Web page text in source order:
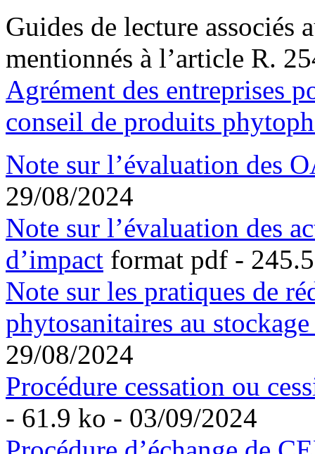
Guides de lecture
mentionnés à l’article R.
Agrément des entreprises
conseil de produits
Note sur l’évaluation des
29/08/2024
Note sur l’évaluation des
d’impact format pdf -
Note sur les pratiques de
phytosanitaires au
29/08/2024
Procédure cessation ou
- 61.9 ko - 03/09/2024